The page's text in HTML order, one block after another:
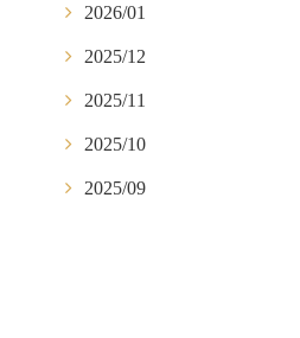
2026/01
2025/12
2025/11
2025/10
2025/09